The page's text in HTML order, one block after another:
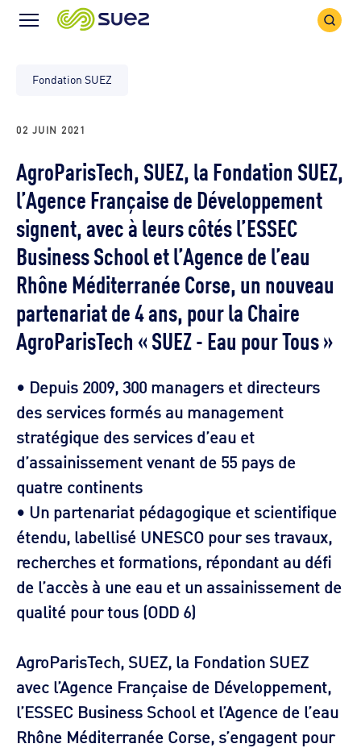
Icône
Icône
Fondation SUEZ
02 JUIN 2021
AgroParisTech, SUEZ, la Fondation SUEZ,
l’Agence Française de Développement
signent, avec à leurs côtés l’ESSEC
Business School et l’Agence de l’eau
Rhône Méditerranée Corse, un nouveau
partenariat de 4 ans, pour la Chaire
AgroParisTech « SUEZ - Eau pour Tous »
• Depuis 2009, 300 managers et directeurs
des services formés au management
stratégique des services d’eau et
d’assainissement venant de 55 pays de
quatre continents
• Un partenariat pédagogique et scientifique
étendu, labellisé UNESCO pour ses travaux,
recherches et formations, répondant au défi
de l’accès à une eau et un assainissement de
qualité pour tous (ODD 6)
AgroParisTech, SUEZ, la Fondation SUEZ
avec l’Agence Française de Développement,
l’ESSEC Business School et l’Agence de l’eau
Rhône Méditerranée Corse, s’engagent pour